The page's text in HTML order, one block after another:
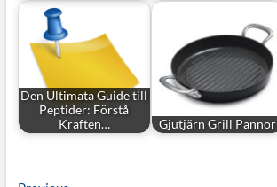
Den Ultimata Guide till
Peptider: Förstå
Kraften…
Gjutjärn Grill Pannor